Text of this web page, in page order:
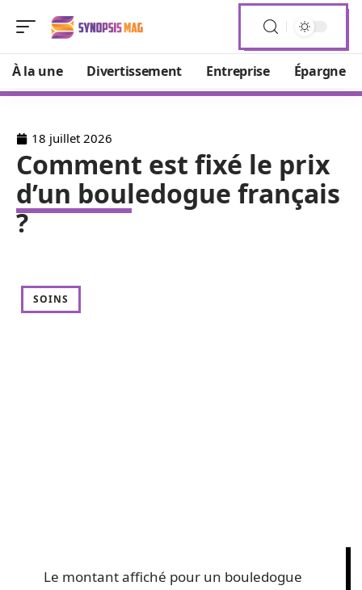
À la une Divertissement Entreprise Épargne
18 juillet 2026
Comment est fixé le prix
d’un bouledogue français
?
SOINS
Le montant affiché pour un bouledogue